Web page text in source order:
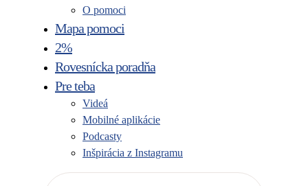
O pomoci
Mapa pomoci
2%
Rovesnícka poradňa
Pre teba
Videá
Mobilné aplikácie
Podcasty
Inšpirácia z Instagramu